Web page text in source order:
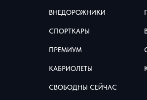
ВНЕДОРОЖНИКИ
СПОРТКАРЫ
ПРЕМИУМ
КАБРИОЛЕТЫ
СВОБОДНЫ СЕЙЧАС